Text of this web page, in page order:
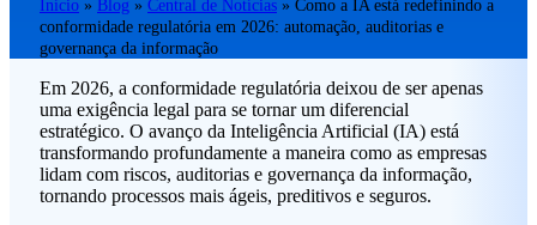
Início » Blog » Central de Notícias » Como a IA está redefinindo a
conformidade regulatória em 2026: automação, auditorias e
governança da informação
Em 2026, a conformidade regulatória deixou de ser apenas
uma exigência legal para se tornar um diferencial
estratégico. O avanço da Inteligência Artificial (IA) está
transformando profundamente a maneira como as empresas
lidam com riscos, auditorias e governança da informação,
tornando processos mais ágeis, preditivos e seguros.